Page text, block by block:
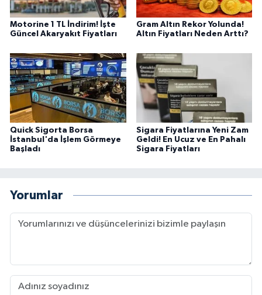
Motorine 1 TL İndirim! İşte
Güncel Akaryakıt Fiyatları
Gram Altın Rekor Yolunda!
Altın Fiyatları Neden Arttı?
Quick Sigorta Borsa
İstanbul'da İşlem Görmeye
Başladı
Sigara Fiyatlarına Yeni Zam
Geldi! En Ucuz ve En Pahalı
Sigara Fiyatları
Yorumlar